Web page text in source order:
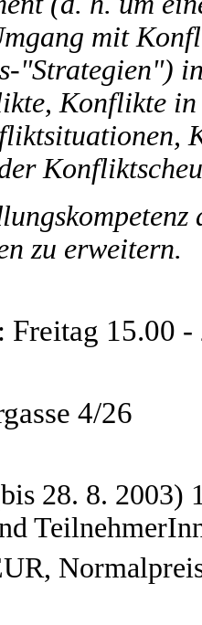
mit
"Strategien")
Konflikte
zu erweitern.
Freitag 15.00
4/26
28. 8. 2003)